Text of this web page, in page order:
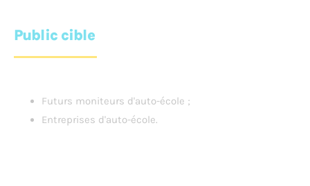
Public cible
Futurs moniteurs d'auto-école ;
Entreprises d'auto-école.